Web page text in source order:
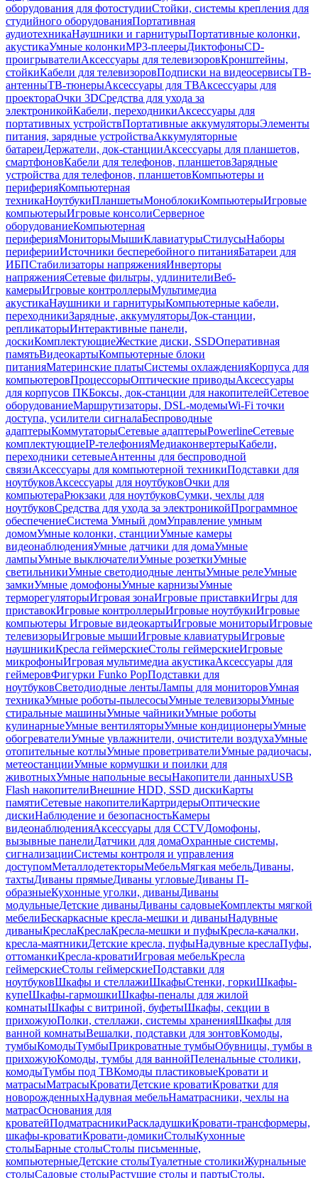
оборудования для фотостудииСтойки, системы крепления для
студийного оборудованияПортативная
аудиотехникаНаушники и гарнитурыПортативные колонки,
акустикаУмные колонкиMP3-плеерыДиктофоныCD-
проигрывателиАксессуары для телевизоровКронштейны,
стойкиКабели для телевизоровПодписки на видеосервисыТВ-
антенныТВ-тюнерыАксессуары для ТВАксессуары для
проектораОчки 3DСредства для ухода за
электроникойКабели, переходникиАксессуары для
портативных устройствПортативные аккумуляторыЭлементы
питания, зарядные устройстваАккумуляторные
батареиДержатели, док-станцииАксессуары для планшетов,
смартфоновКабели для телефонов, планшетовЗарядные
устройства для телефонов, планшетовКомпьютеры и
периферияКомпьютерная
техникаНоутбукиПланшетыМоноблокиКомпьютерыИгровые
компьютерыИгровые консолиСерверное
оборудованиеКомпьютерная
периферияМониторыМышиКлавиатурыСтилусыНаборы
периферииИсточники бесперебойного питанияБатареи для
ИБПСтабилизаторы напряженияИнверторы
напряженияСетевые фильтры, удлинителиВеб-
камерыИгровые контроллерыМультимедиа
акустикаНаушники и гарнитурыКомпьютерные кабели,
переходникиЗарядные, аккумуляторыДок-станции,
репликаторыИнтерактивные панели,
доскиКомплектующиеЖесткие диски, SSDОперативная
памятьВидеокартыКомпьютерные блоки
питанияМатеринские платыСистемы охлажденияКорпуса для
компьютеровПроцессорыОптические приводыАксессуары
для корпусов ПКБоксы, док-станции для накопителейСетевое
оборудованиеМаршрутизаторы, DSL-модемыWi-Fi точки
доступа, усилители сигналаБеспроводные
адаптерыКоммутаторыСетевые адаптерыPowerlineСетевые
комплектующиеIP-телефонияМедиаконвертерыКабели,
переходники сетевыеАнтенны для беспроводной
связиАксессуары для компьютерной техникиПодставки для
ноутбуковАксессуары для ноутбуковОчки для
компьютераРюкзаки для ноутбуковСумки, чехлы для
ноутбуковСредства для ухода за электроникойПрограммное
обеспечениеСистема Умный домУправление умным
домомУмные колонки, станцииУмные камеры
видеонаблюденияУмные датчики для домаУмные
лампыУмные выключателиУмные розеткиУмные
светильникиУмные светодиодные лентыУмные релеУмные
замкиУмные домофоныУмные карнизыУмные
терморегуляторыИгровая зонаИгровые приставкиИгры для
приставокИгровые контроллерыИгровые ноутбукиИгровые
компьютеры Игровые видеокартыИгровые мониторыИгровые
телевизорыИгровые мышиИгровые клавиатурыИгровые
наушникиКресла геймерскиеСтолы геймерскиеИгровые
микрофоныИгровая мультимедиа акустикаАксессуары для
геймеровФигурки Funko PopПодставки для
ноутбуковСветодиодные лентыЛампы для мониторовУмная
техникаУмные роботы-пылесосыУмные телевизорыУмные
стиральные машиныУмные чайникиУмные роботы
кулинарныеУмные вентиляторыУмные кондиционерыУмные
обогревателиУмные увлажнители, очистители воздухаУмные
отопительные котлыУмные проветривателиУмные радиочасы,
метеостанцииУмные кормушки и поилки для
животныхУмные напольные весыНакопители данныхUSB
Flash накопителиВнешние HDD, SSD дискиКарты
памятиСетевые накопителиКартридерыОптические
дискиНаблюдение и безопасностьКамеры
видеонаблюденияАксессуары для CCTVДомофоны,
вызывные панелиДатчики для домаОхранные системы,
сигнализацииСистемы контроля и управления
доступомМеталлодетекторыМебельМягкая мебельДиваны,
тахтыДиваны прямыеДиваны угловыеДиваны П-
образныеКухонные уголки, диваныДиваны
модульныеДетские диваныДиваны садовыеКомплекты мягкой
мебелиБескаркасные кресла-мешки и диваныНадувные
диваныКреслаКреслаКресла-мешки и пуфыКресла-качалки,
кресла-маятникиДетские кресла, пуфыНадувные креслаПуфы,
оттоманкиКресла-кроватиИгровая мебельКресла
геймерскиеСтолы геймерскиеПодставки для
ноутбуковШкафы и стеллажиШкафыСтенки, горкиШкафы-
купеШкафы-гармошкиШкафы-пеналы для жилой
комнатыШкафы с витриной, буфетыШкафы, секции в
прихожуюПолки, стеллажи, системы храненияШкафы для
ванной комнатыВешалки, подставки для зонтовКомоды,
тумбыКомодыТумбыПрикроватные тумбыОбувницы, тумбы в
прихожуюКомоды, тумбы для ваннойПеленальные столики,
комодыТумбы под ТВКомоды пластиковыеКровати и
матрасыМатрасыКроватиДетские кроватиКроватки для
новорожденныхНадувная мебельНаматрасники, чехлы на
матрасОснования для
кроватейПодматрасникиРаскладушкиКровати-трансформеры,
шкафы-кроватиКровати-домикиСтолыКухонные
столыБарные столыСтолы письменные,
компьютерныеДетские столыТуалетные столикиЖурнальные
столыСадовые столыРастущие столы и партыСтолы,